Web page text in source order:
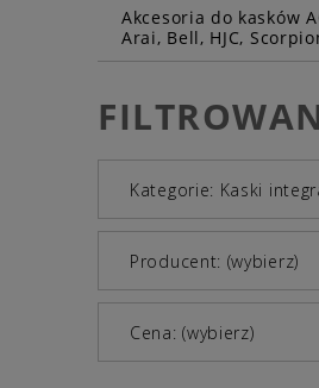
Akcesoria do kasków
Arai, Bell, HJC,
Kategorie: Kaski
Producent: (wybierz)
Cena: (wybierz)